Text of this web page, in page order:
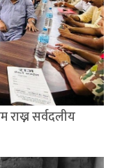
राख्न सर्वदलीय